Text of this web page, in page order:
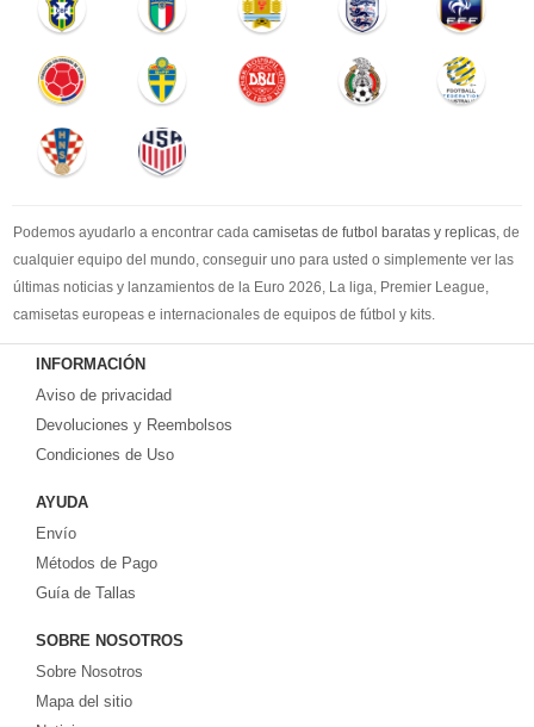
Podemos ayudarlo a encontrar cada camisetas de futbol baratas y replicas, de
cualquier equipo del mundo, conseguir uno para usted o simplemente ver las
últimas noticias y lanzamientos de la Euro 2026, La liga, Premier League,
camisetas europeas e internacionales de equipos de fútbol y kits.
Comprecamisetas de futbol baratasen la tienda deportiva más grande de
Europa. ¡Grandes ofertas en todas las camisetas del club de fútbol, ​​kits
europeos e internacionales, todo a los precios más bajos!
Compre nuestra gran selección de
equipaciones, camisetas y un portero a partir de €17.6. Diseños de fútbol
INFORMACIÓN
Aviso de privacidad
Devoluciones y Reembolsos
Condiciones de Uso
AYUDA
Envío
Métodos de Pago
Guía de Tallas
SOBRE NOSOTROS
Sobre Nosotros
Mapa del sitio